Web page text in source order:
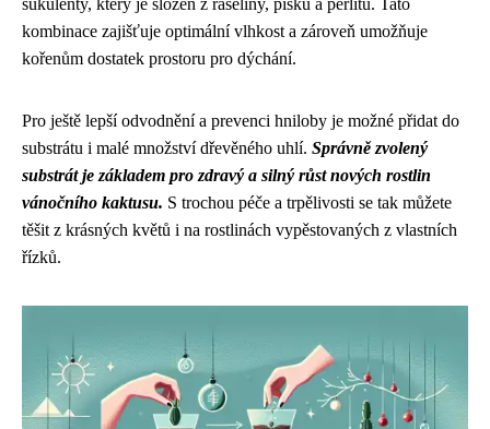
sukulenty, který je složen z rašeliny, písku a perlitu. Tato
kombinace zajišťuje optimální vlhkost a zároveň umožňuje
kořenům dostatek prostoru pro dýchání.
Pro ještě lepší odvodnění a prevenci hniloby je možné přidat do
substrátu i malé množství dřevěného uhlí. Správně zvolený
substrát je základem pro zdravý a silný růst nových rostlin
vánočního kaktusu. S trochou péče a trpělivosti se tak můžete
těšit z krásných květů i na rostlinách vypěstovaných z vlastních
řízků.